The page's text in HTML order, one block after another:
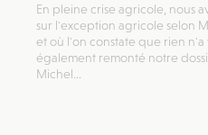
En pleine crise agricole, nous
sur l'exception agricole selon
et où l'on constate que rien
également remonté notre
Michel...